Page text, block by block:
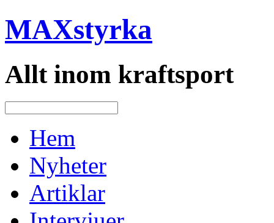
MAXstyrka
Allt inom kraftsport
Hem
Nyheter
Artiklar